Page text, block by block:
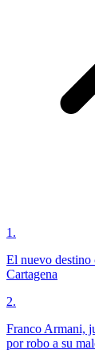
1 .
El nuevo destino
Cartagena
2.
Franco Armani,
por robo a su